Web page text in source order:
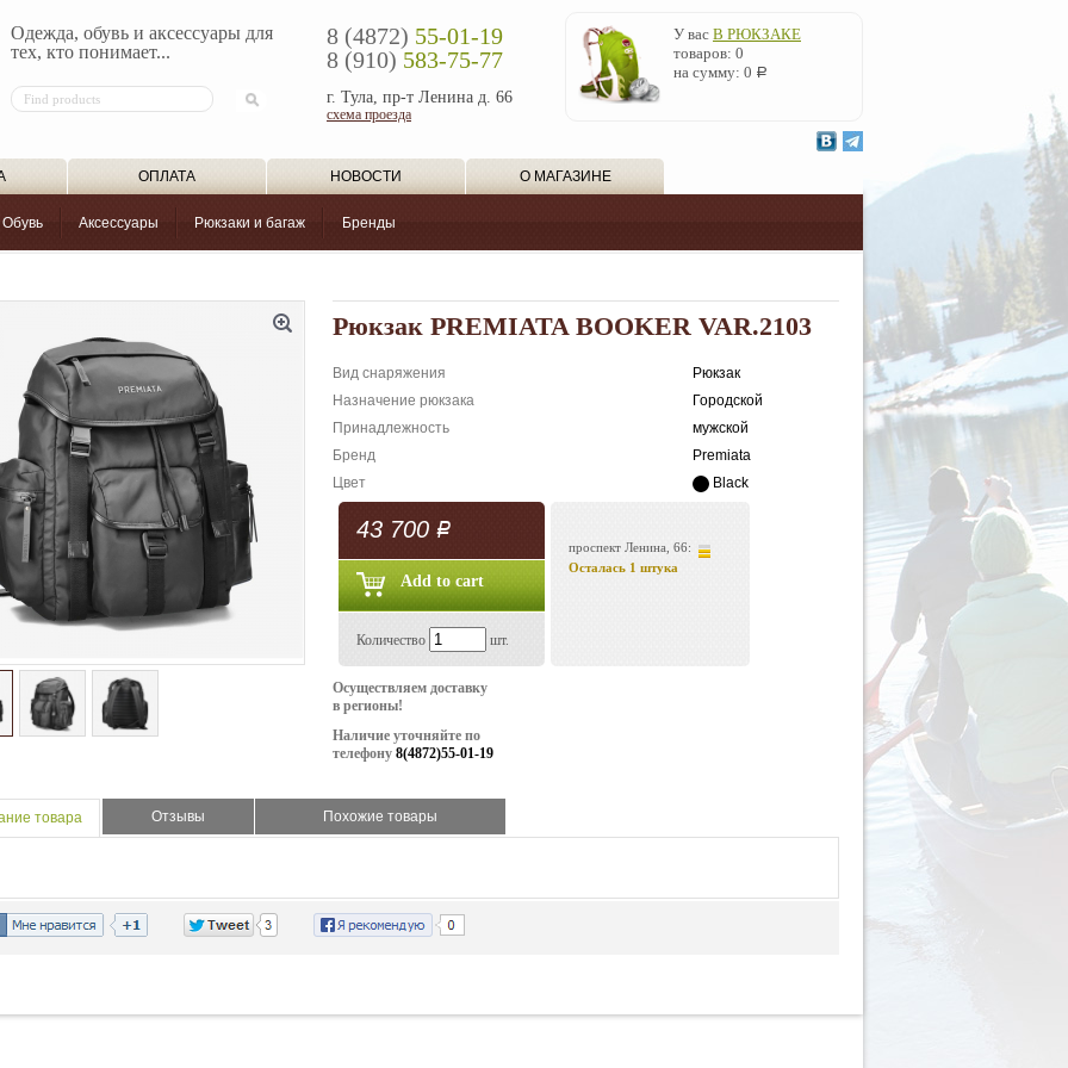
Одежда, обувь и аксессуары для
тех, кто понимает...
8 (4872) 55-01-19
8 (910) 583-75-77
г. Тула, пр-т Ленина д. 66
схема проезда
У вас В РЮКЗАКЕ
товаров: 0
на сумму: 0 Р
ОПЛАТА НОВОСТИ О МАГАЗИНЕ
Обувь Аксессуары Рюкзаки и багаж Бренды
Рюкзак PREMIATA BOOKER VAR.2103
Вид снаряжения
Рюкзак
Назначение рюкзака
Городской
Принадлежность
мужской
Бренд
Premiata
Цвет
Black
43 700 Р
проспект Ленина, 66:
Осталась 1 штука
Количество шт.
Осуществляем доставку
в регионы!
Наличие уточняйте по
телефону 8(4872)55-01-19
товара Отзывы Похожие товары